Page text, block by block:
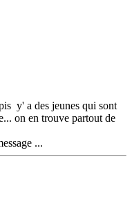
y' a des jeunes qui sont
on en trouve partout de
...